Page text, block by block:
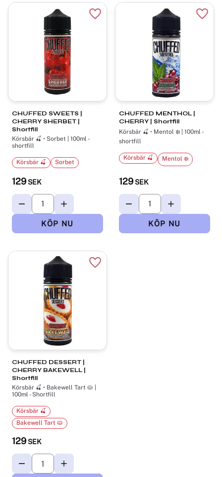
CHUFFED SWEETS |
CHERRY SHERBET |
Shortfill
Körsbär 🍒 • Sorbet | 100ml -
shortfill
129 SEK
Körsbär 🍒 Sorbet
Lägg till i favoriter
CHUFFED MENTHOL |
CHERRY | Shortfill
Körsbär 🍒 • Mentol ❄️ | 100ml -
shortfill
129 SEK
Körsbär 🍒 Mentol ❄️
CHUFFED DESSERT |
CHERRY BAKEWELL |
Shortfill
Körsbär 🍒 • Bakewell Tart 🥧 |
100ml - Shortfill
129 SEK
Körsbär 🍒
Bakewell Tart 🥧
Lägg till i favoriter